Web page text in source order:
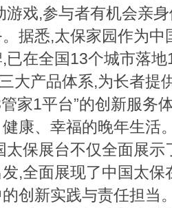
游戏,参与者有机会亲
据悉,太保家园作为中
已在全国13个城市落地
三大产品体系,为长者提
家1平台”的创新服务
康、幸福的晚年生活
保展台不仅全面展示
,全面展现了中国太保
创新实践与责任担当